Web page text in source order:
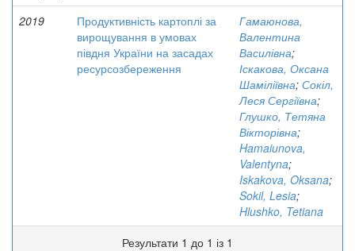
2019
Продуктивність картоплі за
вирощування в умовах
півдня України на засадах
ресурсозбереження
Гамаюнова,
Валентина
Василівна;
Іскакова, Оксана
Шаміліївна; Сокіл,
Леся Сергіївна;
Глушко, Тетяна
Вікторівна;
Hamaiunova,
Valentyna;
Iskakova, Oksana;
Sokil, Lesia;
Hlushko, Tetiana
Результати 1 до 1 із 1